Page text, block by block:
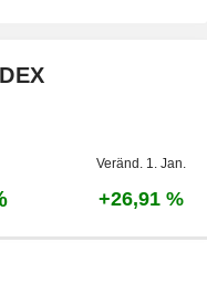
Veränd. 1. Jan.
+26,91 %